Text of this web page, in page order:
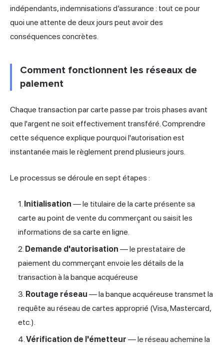
indépendants, indemnisations d’assurance : tout ce pour
quoi une attente de deux jours peut avoir des
conséquences concrètes.
Comment fonctionnent les réseaux de
paiement
Chaque transaction par carte passe par trois phases avant
que l'argent ne soit effectivement transféré. Comprendre
cette séquence explique pourquoi l'autorisation est
instantanée mais le règlement prend plusieurs jours.
Le processus se déroule en sept étapes :
Initialisation — le titulaire de la carte présente sa
carte au point de vente du commerçant ou saisit les
informations de sa carte en ligne.
Demande d'autorisation — le prestataire de
paiement du commerçant envoie les détails de la
transaction à la banque acquéreuse
Routage réseau — la banque acquéreuse transmet la
requête au réseau de cartes approprié (Visa, Mastercard,
etc.).
Vérification de l'émetteur — le réseau achemine la